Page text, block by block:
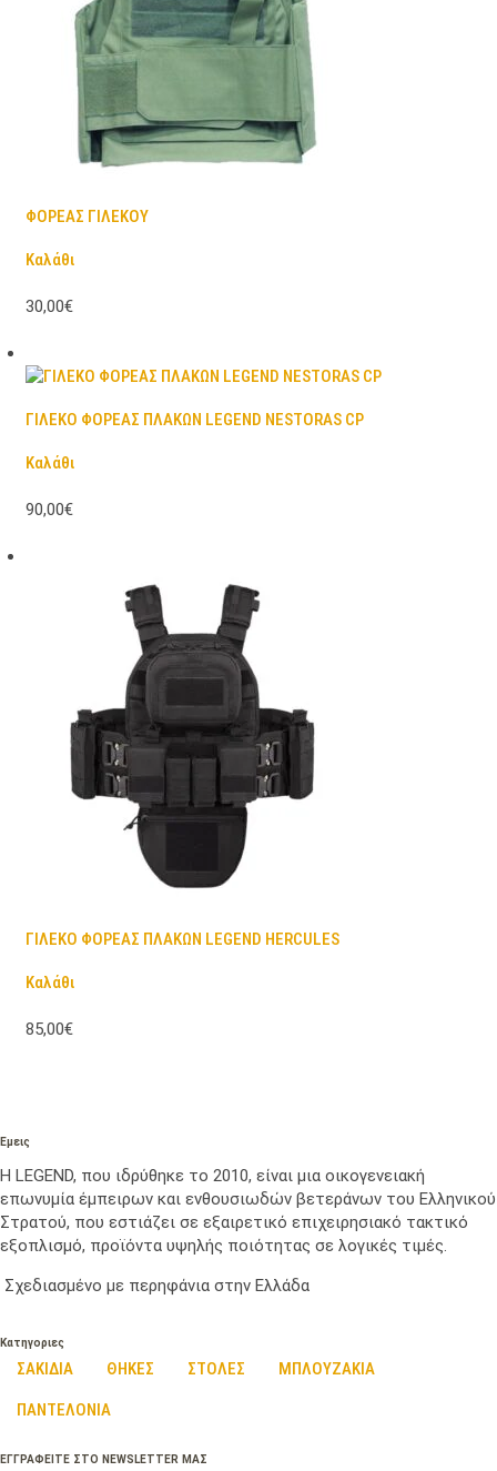
ΦΟΡΕΑΣ ΓΙΛΕΚΟΥ
Καλάθι
30,00€
ΓΙΛΕΚΟ ΦΟΡΕΑΣ ΠΛΑΚΩΝ LEGEND NESTORAS CP
Καλάθι
90,00€
ΓΙΛΕΚΟ ΦΟΡΕΑΣ ΠΛΑΚΩΝ LEGEND HERCULES
Καλάθι
85,00€
Εμεις
Η LEGEND, που ιδρύθηκε το 2010, είναι μια οικογενειακή
επωνυμία έμπειρων και ενθουσιωδών βετεράνων του Ελληνικού
Στρατού, που εστιάζει σε εξαιρετικό επιχειρησιακό τακτικό
εξοπλισμό, προϊόντα υψηλής ποιότητας σε λογικές τιμές.
Σχεδιασμένο με περηφάνια στην Ελλάδα
Κατηγοριες
ΣΑΚΙΔΙΑ ΘΗΚΕΣ ΣΤΟΛΕΣ ΜΠΛΟΥΖΑΚΙΑ
ΠΑΝΤΕΛΟΝΙΑ
ΕΓΓΡΑΦΕΙΤΕ ΣΤΟ NEWSLETTER ΜΑΣ